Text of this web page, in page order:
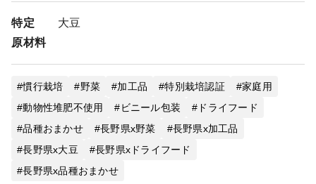
特定
原材料
大豆
慣行栽培 野菜 加工品 特別栽培認証
家庭用
動物性堆肥不使用
ビニール包装
ドライフード
品種おまかせ
長野県x野菜
長野県x加工品
長野県x大豆
長野県xドライフード
長野県x品種おまかせ